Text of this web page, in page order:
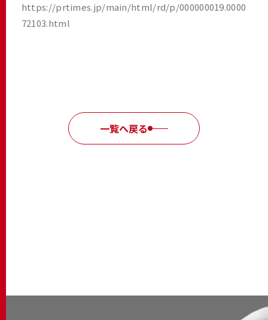
https://prtimes.jp/main/html/rd/p/000000019.0000
72103.html
一覧へ戻る